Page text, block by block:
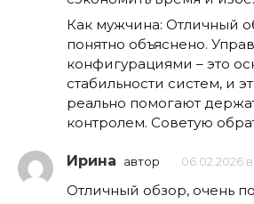
Как мужчина: Отличный
понятно объяснено.
конфигурациями – это
стабильности систем, и
реально помогают
контролем. Советую
Ирина автор 06.02.2026
Отличный обзор, очень